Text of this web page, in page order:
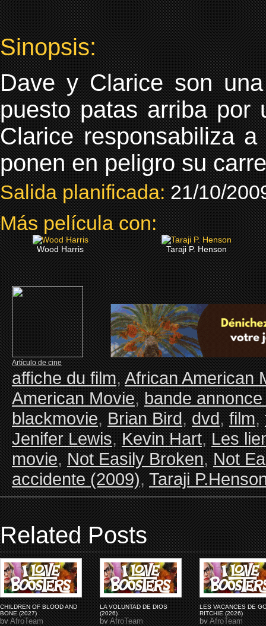
Sinopsis:
Dave y Clarice son
puesto patas arriba por
Clarice responsabiliza
ponen en peligro su
Salida planificada:21/10/
Más película con:
Wood Harris Taraji P. Henson
Artículo de cine
affiche du film,African American
American Movie,bande
blackmovie,Brian Bird,dvd,film,
Jenifer Lewis,Kevin Hart,Les
movie,Not Easily Broken,Not
accidente (2009),Taraji
Related Posts
CHILDREN OF BLOOD AND
BONE (2027)
byAfroTeam
LA VOLUNTAD DE DIOS
(2026)
byAfroTeam
LES VACANCES DE
RITCHIE (2026)
byAfroTeam